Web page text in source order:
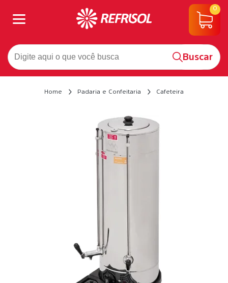
Buscar
0
Home Padaria e Confeitaria Cafeteira